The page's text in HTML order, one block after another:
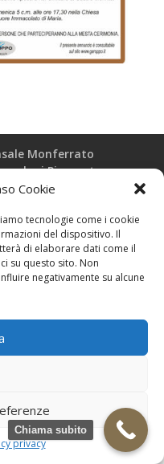
Cookie
tecnologie come i cookie
del dispositivo. Il
di elaborare dati come il
su questo sito. Non
negativamente su alcune
privacy
Monferrato
Piemonte
cloud
Chiama subito